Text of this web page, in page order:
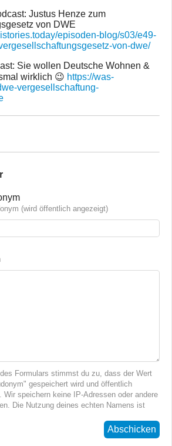
Justus Henze zum
von DWE
episoden-blog/s03/e49-
von-dwe/
Sie wollen Deutsche Wohnen &
wirklich 😉 https://was-
vergesellschaftung-
(wird öffentlich angezeigt)
Formulars stimmst du zu, dass der Wert
gespeichert wird und öffentlich
Wir speichern keine IP-Adressen oder andere
Die Nutzung deines echten Namens ist
Abschicken